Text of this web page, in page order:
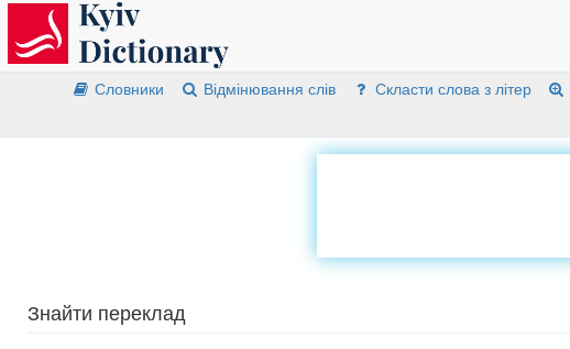
Словники Відмінювання слів Скласти слова з літер
Знайти переклад